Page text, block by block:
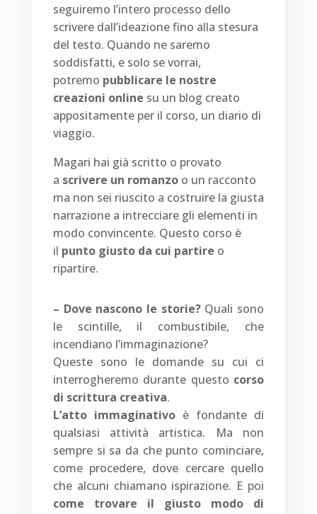
seguiremo l’intero processo dello
scrivere dall’ideazione fino alla stesura
del testo. Quando ne saremo
soddisfatti, e solo se vorrai,
potremo pubblicare le nostre
creazioni online su un blog creato
appositamente per il corso, un diario di
viaggio.
Magari hai già scritto o provato
a scrivere un romanzoo un racconto
ma non sei riuscito a costruire la giusta
narrazione a intrecciare gli elementi in
modo convincente. Questo corso è
il punto giusto da cui partire o
ripartire.
– Dove nascono le storie?Quali sono
le scintille, il combustibile, che
incendiano l’immaginazione?
Queste sono le domande su cui ci
interrogheremo durante questo corso
di scrittura creativa.
L’atto immaginativoè fondante di
qualsiasi attività artistica. Ma non
sempre si sa da che punto cominciare,
come procedere, dove cercare quello
che alcuni chiamano ispirazione. E poi
come trovare il giusto modo di